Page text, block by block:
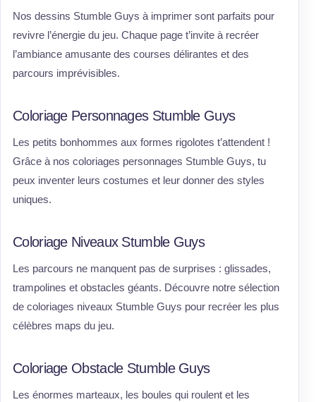
Nos dessins Stumble Guys à imprimer sont parfaits pour
revivre l’énergie du jeu. Chaque page t’invite à recréer
l’ambiance amusante des courses délirantes et des
parcours imprévisibles.
Coloriage Personnages Stumble Guys
Les petits bonhommes aux formes rigolotes t’attendent !
Grâce à nos coloriages personnages Stumble Guys, tu
peux inventer leurs costumes et leur donner des styles
uniques.
Coloriage Niveaux Stumble Guys
Les parcours ne manquent pas de surprises : glissades,
trampolines et obstacles géants. Découvre notre sélection
de coloriages niveaux Stumble Guys pour recréer les plus
célèbres maps du jeu.
Coloriage Obstacle Stumble Guys
Les énormes marteaux, les boules qui roulent et les